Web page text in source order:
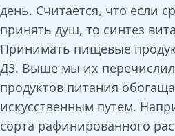
день. Считается, что если
принять душ, то синтез
Принимать пищевые
Д3. Выше мы их
продуктов питания
искусственным путем.
сорта рафинированного